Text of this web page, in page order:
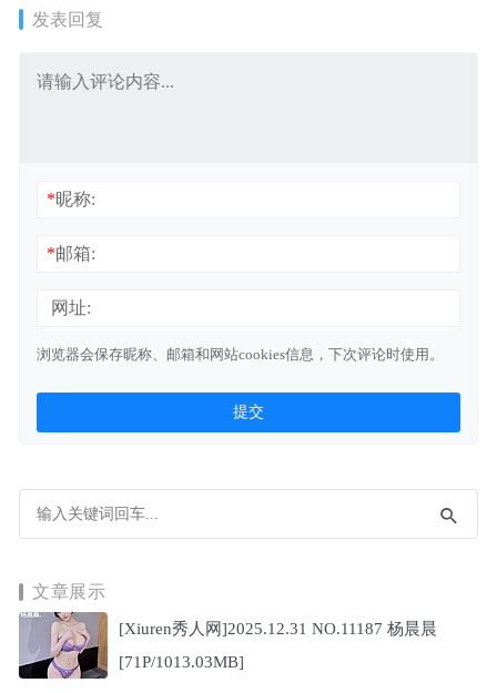
发表回复
*昵称:
*邮箱:
网址:
浏览器会保存昵称、邮箱和网站cookies信息，下次评论时使用。
文章展示
[Xiuren秀人网]2025.12.31 NO.11187 杨晨晨
[71P/1013.03MB]